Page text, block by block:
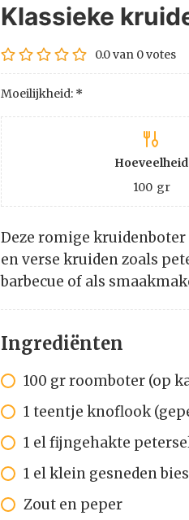
Klassieke
0.0van 0votes
Moeilijkheid: *
Hoeveelheid
100 gr
Deze romige
en verse kruiden zoals
barbecue of als
Ingrediënten
100 gr roomboter (op
1 teentje knoflook
1 el fijngehakte
1 el klein gesneden
Zout en peper